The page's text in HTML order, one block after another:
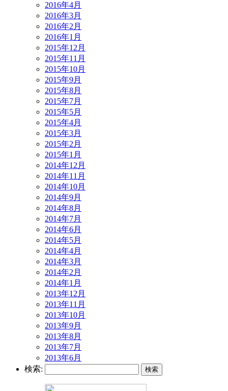
2016年4月
2016年3月
2016年2月
2016年1月
2015年12月
2015年11月
2015年10月
2015年9月
2015年8月
2015年7月
2015年5月
2015年4月
2015年3月
2015年2月
2015年1月
2014年12月
2014年11月
2014年10月
2014年9月
2014年8月
2014年7月
2014年6月
2014年5月
2014年4月
2014年3月
2014年2月
2014年1月
2013年12月
2013年11月
2013年10月
2013年9月
2013年8月
2013年7月
2013年6月
検索: